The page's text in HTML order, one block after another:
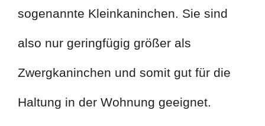
sogenannte Kleinkaninchen. Sie sind
also nur geringfügig größer als
Zwergkaninchen und somit gut für die
Haltung in der Wohnung geeignet.